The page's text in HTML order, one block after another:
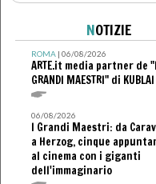
NOTIZIE
ROMA| 06/08/2026
ARTE.it media partner de "I
GRANDI MAESTRI" di
06/08/2026
I Grandi Maestri: da
a Herzog, cinque
al cinema con i giganti
dell'immaginario